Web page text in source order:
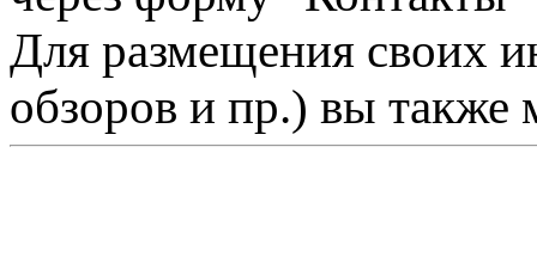
Для размещения своих
обзоров и пр.) вы также